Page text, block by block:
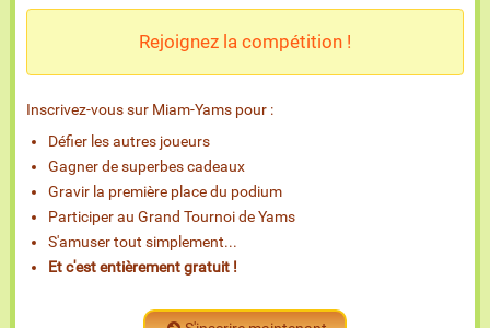
Rejoignez la compétition !
Inscrivez-vous sur Miam-Yams pour :
Défier les autres joueurs
Gagner de superbes cadeaux
Gravir la première place du podium
Participer au Grand Tournoi de Yams
S'amuser tout simplement...
Et c'est entièrement gratuit !